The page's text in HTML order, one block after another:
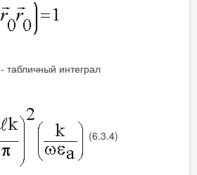
- табличный интеграл
(6.3.4)